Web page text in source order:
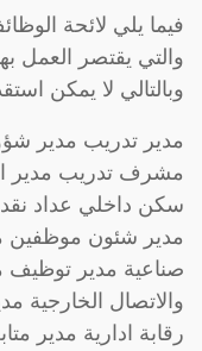
والتي يقتصر العمل
وبالتالي لا يمكن
مدير تدريب مدير
مشرف تدريب مدير
سكن داخلي عداد نقد
مدير شئون موظفين
صناعية مدير توظيف
والاتصال الخارجية
رقابة ادارية مدير